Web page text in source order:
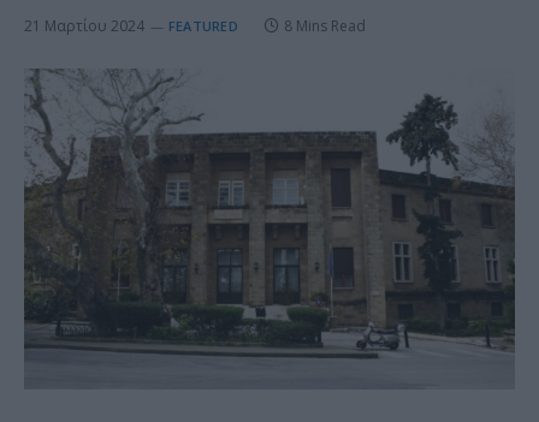
21 Μαρτίου 2024 FEATURED 8 Mins Read